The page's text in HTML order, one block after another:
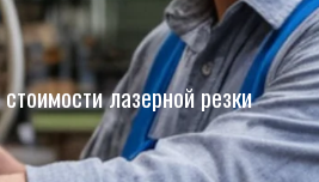
лазерной резки